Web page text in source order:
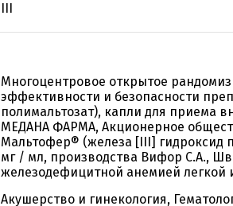
III
Многоцентровое открытое
эффективности и безопасности
полимальтозат), капли для приема
МЕДАНА ФАРМА, Акционерное
Мальтофер® (железа [III] гидроксид
мг / мл, производства Вифор С.А.,
железодефицитной анемией легкой
Акушерство и гинекология,